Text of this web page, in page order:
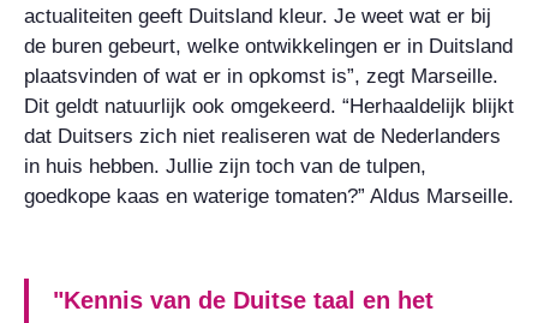
actualiteiten geeft Duitsland kleur. Je weet wat er bij
de buren gebeurt, welke ontwikkelingen er in Duitsland
plaatsvinden of wat er in opkomst is”, zegt Marseille.
Dit geldt natuurlijk ook omgekeerd. “Herhaaldelijk blijkt
dat Duitsers zich niet realiseren wat de Nederlanders
in huis hebben. Jullie zijn toch van de tulpen,
goedkope kaas en waterige tomaten?” Aldus Marseille.
"Kennis van de Duitse taal en het